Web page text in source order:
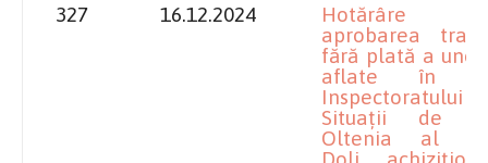
327 16.12.2024
Hotărâre
aprobarea
fără plată a
aflate în
Inspectoratului
Situații de
Oltenia al